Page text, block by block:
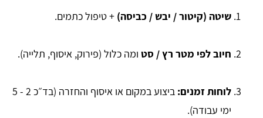
שיטה (קיטור / יבש / כביסה) + טיפול כתמים.
חיוב לפי מטר רץ / סט ומה כלול (פירוק, איסוף, תלייה).
לוחות זמנים:
ביצוע במקום או איסוף והחזרה (בד״כ 2 - 5
ימי עבודה).